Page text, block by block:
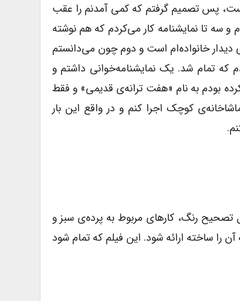
پس تصمیم گرفتم که کمی آمدنم را عقب
سه تا نمایشنامه کار می‌کردم که هم نوشته
خانواده‌ام است و دوم چون می‌دانستم
که تمام شد. یک نمایشنامه‌خوانی داشتم و
سال نو را نمایشنامه‌خوانی کردیم. کاری را هم در سال ۱۳۹۰ اجرا کرده بودم به نام «هفت ترانه‌ی قدیمی» و فقط
کوچک اجرا کنم و در واقع این بار
تصحیح رنگ، کارهای مربوط به پرده‌ی سبز و
تمام بشود و فیلم باید تا قبل از ۲۰۱۴ به شرکتی که آن را ساخته ارائه شود. این فیلم که تمام شود